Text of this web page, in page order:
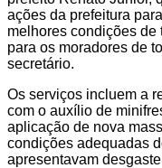
ações da prefeitura
melhores condições
para os moradores de
secretário.
Os serviços incluem a
com o auxílio de
aplicação de nova
condições adequadas
apresentavam